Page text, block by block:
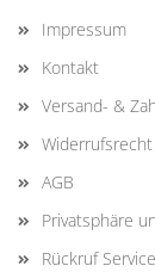
Impressum
Kontakt
Versand- &
AGB
Privatsphäre
Rückruf Service